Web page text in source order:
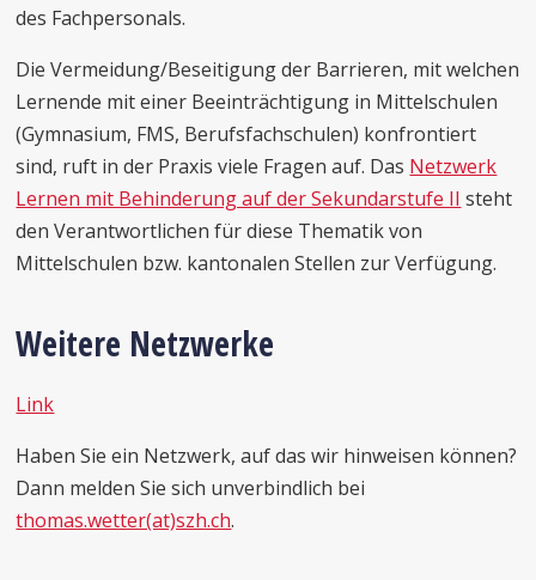
des Fachpersonals.
Die Vermeidung/Beseitigung der Barrieren, mit welchen
Lernende mit einer Beeinträchtigung in Mittelschulen
(Gymnasium, FMS, Berufsfachschulen) konfrontiert
sind, ruft in der Praxis viele Fragen auf. Das Netzwerk
Lernen mit Behinderung auf der Sekundarstufe II steht
den Verantwortlichen für diese Thematik von
Mittelschulen bzw. kantonalen Stellen zur Verfügung.
Weitere Netzwerke
Link
Haben Sie ein Netzwerk, auf das wir hinweisen können?
Dann melden Sie sich unverbindlich bei
thomas.wetter(at)szh.ch.